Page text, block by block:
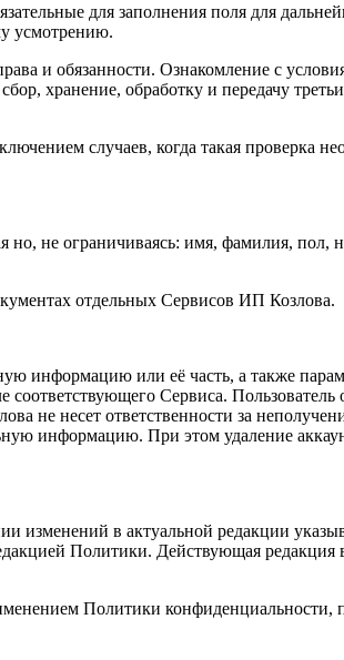
для заполнения поля для
усмотрению.
и обязанности. Ознакомление с
хранение, обработку и передачу
случаев, когда такая проверка
не ограничиваясь: имя, фамилия, пол,
отдельных Сервисов ИП Козлова.
информацию или её часть, а также
Сервиса. Пользователь
не несет ответственности за
информацию. При этом удаление
в актуальной редакции
Политики. Действующая редакция
Политики конфиденциальности,